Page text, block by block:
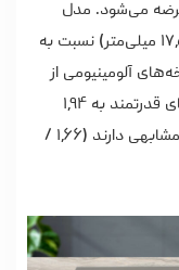
می‌شود. مدل
پلاستیکی ضخامت کمتری دارد (۱۵٫۵۲ تا ۱۷٫۵۰ میلی‌متر) نسبت به
وزن نسخه‌های آلومینیومی از
۱٫۶۳ کیلوگرم شروع شده و در پیکربندی‌های قدرتمند به ۱٫۹۴
کیلوگرم می‌رسد. نسخه‌های غیر فلزی وزن مشابهی دارند (۱٫۶۶ /